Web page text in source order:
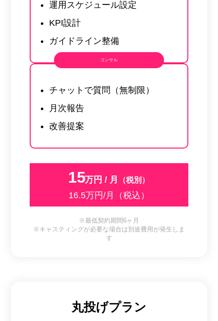
運用スケジュール設定
KPI設計
ガイドライン整備
コンサル
チャットで質問（無制限）
月次報告
改善提案
15万円 / 月 （税別）
16.5万円/月（税込）
※最低契約期間6ヶ月
※キャスティングが必要な場合は別途費用が発生しま
す
丸投げプラン